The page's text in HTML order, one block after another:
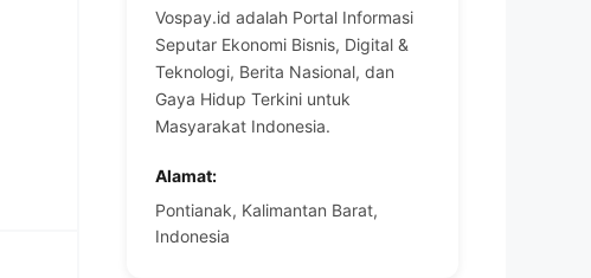
Vospay.id adalah Portal Informasi
Seputar Ekonomi Bisnis, Digital &
Teknologi, Berita Nasional, dan
Gaya Hidup Terkini untuk
Masyarakat Indonesia.
Alamat:
Pontianak, Kalimantan Barat,
Indonesia